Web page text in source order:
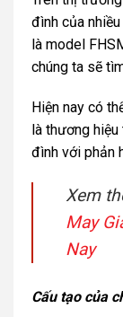
đình của
là model
chúng ta sẽ
Hiện nay có
là thương
đình với phản
Xem
May
Nay
Cấu tạo của